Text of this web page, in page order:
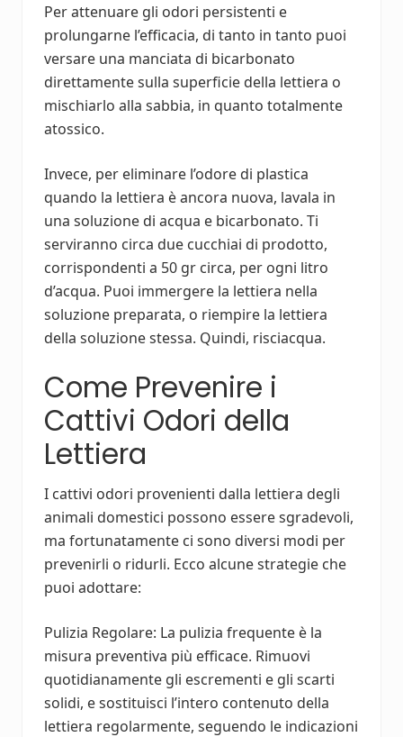
Per attenuare gli odori persistenti e
prolungarne l’efficacia, di tanto in tanto puoi
versare una manciata di bicarbonato
direttamente sulla superficie della lettiera o
mischiarlo alla sabbia, in quanto totalmente
atossico.
Invece, per eliminare l’odore di plastica
quando la lettiera è ancora nuova, lavala in
una soluzione di acqua e bicarbonato. Ti
serviranno circa due cucchiai di prodotto,
corrispondenti a 50 gr circa, per ogni litro
d’acqua. Puoi immergere la lettiera nella
soluzione preparata, o riempire la lettiera
della soluzione stessa. Quindi, risciacqua.
Come Prevenire i
Cattivi Odori della
Lettiera
I cattivi odori provenienti dalla lettiera degli
animali domestici possono essere sgradevoli,
ma fortunatamente ci sono diversi modi per
prevenirli o ridurli. Ecco alcune strategie che
puoi adottare:
Pulizia Regolare: La pulizia frequente è la
misura preventiva più efficace. Rimuovi
quotidianamente gli escrementi e gli scarti
solidi, e sostituisci l’intero contenuto della
lettiera regolarmente, seguendo le indicazioni